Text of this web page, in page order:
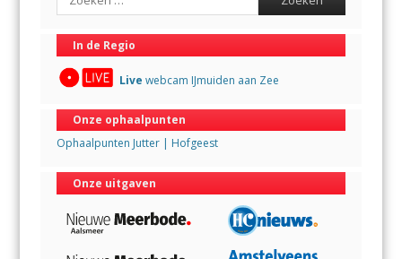
In de Regio
Live webcam IJmuiden aan Zee
Onze ophaalpunten
Ophaalpunten Jutter | Hofgeest
Onze uitgaven